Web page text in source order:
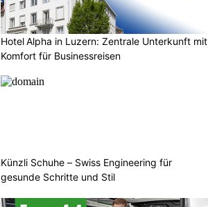
Hotel Alpha in Luzern: Zentrale Unterkunft mit
Komfort für Businessreisen
Künzli Schuhe – Swiss Engineering für
gesunde Schritte und Stil